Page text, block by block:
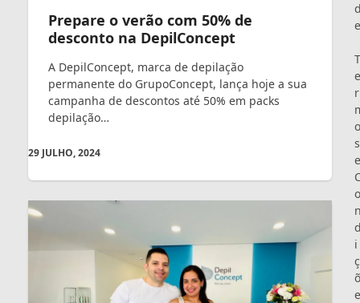
Prepare o verão com 50% de
desconto na DepilConcept
A DepilConcept, marca de depilação
permanente do GrupoConcept, lança hoje a sua
campanha de descontos até 50% em packs
depilação…
29 JULHO, 2024
e
T
e
r
o
s
e
o
i
ç
õ
e